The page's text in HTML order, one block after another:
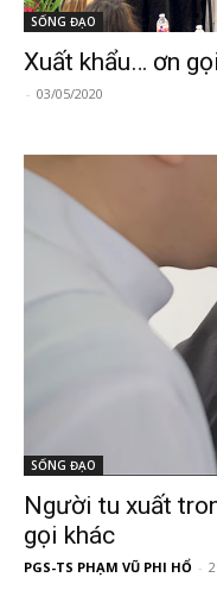
SỐNG ĐẠO
Xuất khẩu… ơn gọi
- 03/05/2020
SỐNG ĐẠO
Người tu xuất
gọi khác
PGS-TS PHẠM VŨ PHI HỔ -